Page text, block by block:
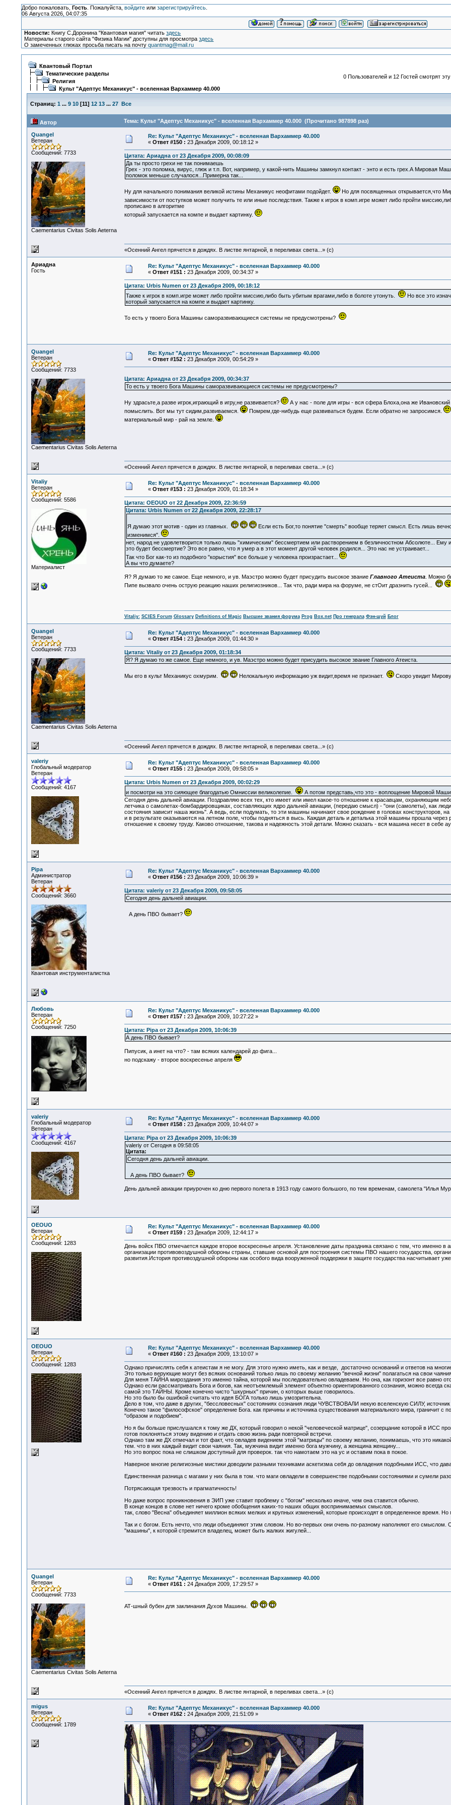
Добро пожаловать, Гость. Пожалуйста, войдитеили зарегистрируйтесь.
06 Августа 2026, 04:07:35
Новости: Книгу С.Доронина "Квантовая магия" читатьздесь
Материалы старого сайта "Физика Магии" доступны для просмотраздесь
О замеченных глюках просьба писать на почтуquantmag@mail.ru
Квантовый Портал
Тематические разделы
Религия
Культ "Адептус Механикус" - вселенная Вархаммер 40.000
0 Пользователей и 12 Гостей смотрят эту
Страниц: 1 ... 9 10[11] 12 13 ... 27 Все
Автор Тема: Культ "Адептус Механикус" - вселенная Вархаммер 40.000 (Прочитано 987898 раз)
Quangel
Ветеран
Сообщений: 7733
Сaementarius Civitas Solis Aeterna
Re: Культ "Адептус Механикус" - вселенная Вархаммер 40.000
« Ответ #150 : 23 Декабря 2009, 00:18:12 »
Цитата: Ариадна от 23 Декабря 2009, 00:08:09
Да ты просто грехи не так понимаешь
Грех - это поломка, вирус, глюк и т.п. Вот, например, у какой-нить Машины замкнул контакт - энто и есть грех.А Мировая
поломок меньше случалося...Примерна так...
Ну для начального понимания великой истины Механикус неофитами подойдет.
Но для посвященных открывается,что
зависимости от поступков может получить те или иные последствия. Также к игрок в комп.игре может либо пройти
прописано в алгоритме
который запускается на компе и выдает картинку.
«Осенний Ангел прячется в дождях. В листве янтарной, в переливах света...» (c)
Ариадна
Гость
Re: Культ "Адептус Механикус" - вселенная Вархаммер 40.000
« Ответ #151 : 23 Декабря 2009, 00:34:37 »
Цитата: Urbis Numen от 23 Декабря 2009, 00:18:12
Также к игрок в комп.игре может либо пройти миссию,либо быть убитым врагами,либо в болоте утонуть.
Но все это
который запускается на компе и выдает картинку.
То есть у твоего Бога Машины саморазвивающиеся системы не предусмотрены?
Quangel
Ветеран
Сообщений: 7733
Сaementarius Civitas Solis Aeterna
Re: Культ "Адептус Механикус" - вселенная Вархаммер 40.000
« Ответ #152 : 23 Декабря 2009, 00:54:29 »
Цитата: Ариадна от 23 Декабря 2009, 00:34:37
То есть у твоего Бога Машины саморазвивающиеся системы не предусмотрены?
Ну здрасьте,а разве игрок,играющий в игру,не развивается?
А у нас - поле для игры - вся сфера Блоха,она же
помыслить. Вот мы тут сидим,развиваемся.
Помрем,где-нибудь еще развиваться будем. Если обратно не запросимся.
материальный мир - рай на земле.
«Осенний Ангел прячется в дождях. В листве янтарной, в переливах света...» (c)
Vitaliy
Ветеран
Сообщений: 5586
Материалист
Re: Культ "Адептус Механикус" - вселенная Вархаммер 40.000
« Ответ #153 : 23 Декабря 2009, 01:18:34 »
Цитата: OEOUO от 22 Декабря 2009, 22:36:59
Цитата: Urbis Numen от 22 Декабря 2009, 22:28:17
Я думаю этот мотив - один из главных.
Если есть Бог,то понятие "смерть" вообще теряет смысл. Есть лишь
изменимся".
нет, народ не удовлетворится только лишь "химическим" бессмертием или растворением в безличностном Абсолюте... Ему
это будет бессмертие? Это все равно, что я умер а в этот момент другой человек родился... Это нас не устраивает...
Так что Бог как-то из подобного "корыстия" все больше у человека произрастает...
А вы что думаете?
Я? Я думаю то же самое. Еще немного, и ув. Маэстро можно будет присудить высокое звание Главного Атеиста. Можно
Пипе вызвало очень острую реакцию наших религиозников... Так что, ради мира на форуме, не стОит дразнить гусей...
Vitaliy: SCIES Forum Glossary Definitions of Magic Высшие звания форума Prog Box.net Про генерала Фэн-шуй Блог
Quangel
Ветеран
Сообщений: 7733
Сaementarius Civitas Solis Aeterna
Re: Культ "Адептус Механикус" - вселенная Вархаммер 40.000
« Ответ #154 : 23 Декабря 2009, 01:44:30 »
Цитата: Vitaliy от 23 Декабря 2009, 01:18:34
Я? Я думаю то же самое. Еще немного, и ув. Маэстро можно будет присудить высокое звание Главного Атеиста.
Мы его в культ Механикус охмурим. Нелокальную информацию уж видит,время не признает. Скоро увидит
«Осенний Ангел прячется в дождях. В листве янтарной, в переливах света...» (c)
valeriy
Глобальный модератор
Ветеран
Сообщений: 4167
Re: Культ "Адептус Механикус" - вселенная Вархаммер 40.000
« Ответ #155 : 23 Декабря 2009, 09:58:05 »
Цитата: Urbis Numen от 23 Декабря 2009, 00:02:29
и посмотри на это сияющее благодатью Омниссии великолепие.
А потом представь,что это - воплощение Мировой
Сегодня день дальней авиации. Поздравляю всех тех, кто имеет или имел какое-то отношение к красавцам, охраняющим
летчика о самолетах-бомбардировщиках, составляющих ядро дальней авиации, (передаю смысл) - "они (самолеты), как
состояния зависит наша жизнь". А ведь, если подумать, то эти машины начинают свое рождение в головах конструкторов,
и в результате оказываются на летном поле, чтобы подняться в высь. Каждая деталь и деталька этой машины прошла
отношение к своему труду. Каково отношение, такова и надежность этой детали. Можно сказать - вся машина несет в себе
Pipa
Администратор
Ветеран
Сообщений: 3660
Квантовая инструменталистка
Re: Культ "Адептус Механикус" - вселенная Вархаммер 40.000
« Ответ #156 : 23 Декабря 2009, 10:06:39 »
Цитата: valeriy от 23 Декабря 2009, 09:58:05
Сегодня день дальней авиации.
А день ПВО бывает?
Любовь
Ветеран
Сообщений: 7250
Re: Культ "Адептус Механикус" - вселенная Вархаммер 40.000
« Ответ #157 : 23 Декабря 2009, 10:27:22 »
Цитата: Pipa от 23 Декабря 2009, 10:06:39
А день ПВО бывает?
Пипусик, а инет на что? - там всяких календарей до фига...
но подскажу - второе воскресенье апреля
valeriy
Глобальный модератор
Ветеран
Сообщений: 4167
Re: Культ "Адептус Механикус" - вселенная Вархаммер 40.000
« Ответ #158 : 23 Декабря 2009, 10:44:07 »
Цитата: Pipa от 23 Декабря 2009, 10:06:39
valeriy от Сегодня в 09:58:05
Цитата:
Сегодня день дальней авиации.
А день ПВО бывает?
День дальней авиации приурочен ко дню первого полета в 1913 году самого большого, по тем временам, самолета "Илья
OEOUO
Ветеран
Сообщений: 1283
Re: Культ "Адептус Механикус" - вселенная Вархаммер 40.000
« Ответ #159 : 23 Декабря 2009, 12:44:17 »
День войск ПВО отмечается каждое второе воскресенье апреля. Установление даты праздника связано с тем, что именно
организации противовоздушной обороны страны, ставшие основой для построения системы ПВО нашего государства,
развития.История противоздушной обороны как особого вида вооруженной поддержки в защите государства насчитывает уже
OEOUO
Ветеран
Сообщений: 1283
Re: Культ "Адептус Механикус" - вселенная Вархаммер 40.000
« Ответ #160 : 23 Декабря 2009, 13:10:07 »
Однако причислять себя к атеистам я не могу. Для этого нужно иметь, как и везде, достаточно оснований и ответов на
Это только верующие могут без всяких оснований только лишь по своему желанию "вечной жизни" полагаться на свои
Для меня ТАЙНА мироздания это именно тайна, которой мы последовательно овладеваем. Но она, как горизонт все равно
Однако если рассматривать Бога и богов, как неотъемлемый элемент объектно ориентированного сознания, можно всегда
самой это ТАЙНЫ. Кроме конечно чисто "шкурных" причин, о которых выше говорилось.
Но это было бы ошибкой считать что идея БОГА только лишь умозрительна.
Дело в том, что даже в других, "бессловесных" состояниях сознания люди ЧУВСТВОВАЛИ некую вселенскую СИЛУ,
Конечно такое "философское" определение Бога. как причины и источника существования материального мира, граничит
"образом и подобием".
Но я бы больше прислушался к тому же ДХ, который говорил о некой "человеческой матрице", созерцание которой в ИСС
готов поклоняться этому видению и отдать свою жизнь ради повторной встречи.
Однако там же ДХ отмечал и тот факт, что овладев видением этой "матрицы" по своему желанию, понимаешь, что это
тем. что в них каждый видит свои чаяния. Так, мужчина видит именно бога мужчину, а женщина женщину...
Но это вопрос пока не слишком доступный для проверок. так что намотаем это на ус и оставим пока в покое.
Наверное многие религиозные мистики доводили разными техниками аскетизма себя до овладения подобными ИСС, что
Единственная разница с магами у них была в том. что маги овладели в совершенстве подобными состояниями и сумели
Потрясающая трезвость и прагматичность!
Но даже вопрос проникновения в ЭИП уже ставит проблему с "богом" несколько иначе, чем она ставится обычно.
В конце концов в слове нет ничего кроме обобщения каких-то наших общих воспринимаемых смыслов.
так, слово "Весна" объединяет миллион всяких мелких и крупных изменений, которые происходят в определенное время. Но
Так и с богом. Есть нечто, что люди объединяют этим словом. Но во-первых они очень по-разному наполняют его смыслом.
"машины", к которой стремится владелец, может быть жалких жигулей...
Quangel
Ветеран
Сообщений: 7733
Сaementarius Civitas Solis Aeterna
Re: Культ "Адептус Механикус" - вселенная Вархаммер 40.000
« Ответ #161 : 24 Декабря 2009, 17:29:57 »
АТ-шный бубен для заклинания Духов Машины.
«Осенний Ангел прячется в дождях. В листве янтарной, в переливах света...» (c)
migus
Ветеран
Сообщений: 1789
Re: Культ "Адептус Механикус" - вселенная Вархаммер 40.000
« Ответ #162 : 24 Декабря 2009, 21:51:09 »